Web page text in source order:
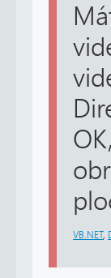
VB.NET,